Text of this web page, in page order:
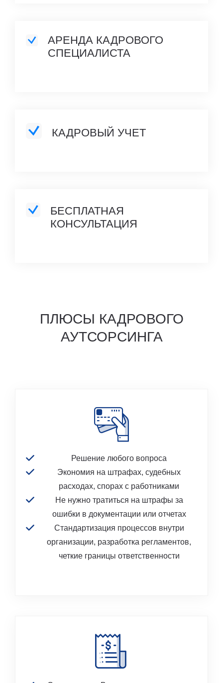
АРЕНДА КАДРОВОГО
СПЕЦИАЛИСТА
КАДРОВЫЙ УЧЕТ
БЕСПЛАТНАЯ
КОНСУЛЬТАЦИЯ
ПЛЮСЫ КАДРОВОГО
АУТСОРСИНГА
Решение любого вопроса
Экономия на штрафах, судебных
расходах, спорах с работниками
Не нужно тратиться на штрафы за
ошибки в документации или отчетах
Стандартизация процессов внутри
организации, разработка регламентов,
четкие границы ответственности